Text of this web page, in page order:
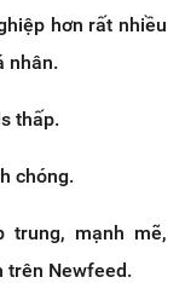
hơn rất nhiều
nhân.
thấp.
chóng.
trung, mạnh mẽ,
trên Newfeed.